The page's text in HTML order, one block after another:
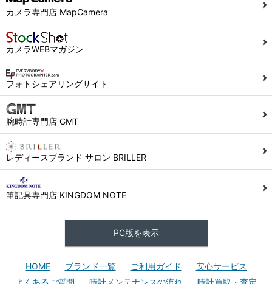
カメラ専門店 MapCamera
カメラWEBマガジン
フォトシェアリングサイト
腕時計専門店 GMT
レディースブランド サロン BRILLER
筆記具専門店 KINGDOM NOTE
PC版を表示
HOME ブランド一覧 ご利用ガイド
安心サービス
よくあるご質問
時計メンテナンスの流れ 時計買取・査定